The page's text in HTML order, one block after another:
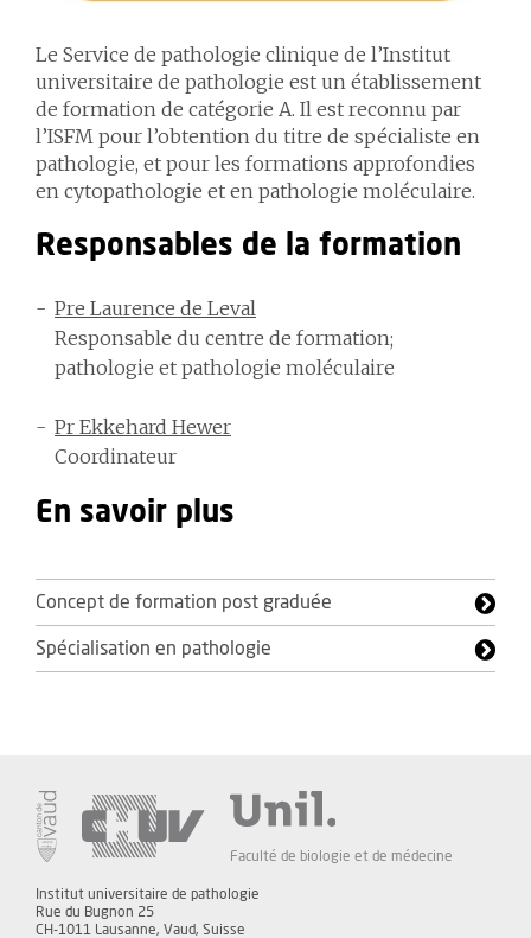
Le Service de pathologie clinique de l’Institut
universitaire de pathologie est un établissement
de formation de catégorie A. Il est reconnu par
l’ISFM pour l’obtention du titre de spécialiste en
pathologie, et pour les formations approfondies
en cytopathologie et en pathologie moléculaire.
Responsables de la formation
Pre Laurence de Leval
Responsable du centre de formation;
pathologie et pathologie moléculaire
Pr Ekkehard Hewer
Coordinateur
En savoir plus
Concept de formation post graduée
Spécialisation en pathologie
Faculté de biologie et de médecine
Institut universitaire de pathologie
Rue du Bugnon 25
CH-1011 Lausanne, Vaud, Suisse